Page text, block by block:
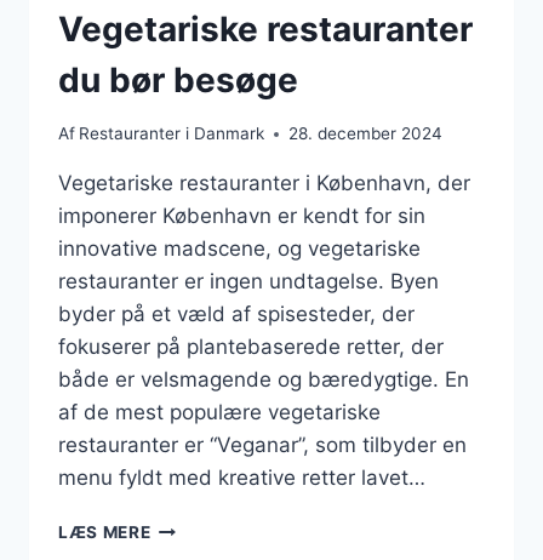
Vegetariske restauranter
du bør besøge
Af Restauranter i Danmark 28. december 2024
Vegetariske restauranter i København, der
imponerer København er kendt for sin
innovative madscene, og vegetariske
restauranter er ingen undtagelse. Byen
byder på et væld af spisesteder, der
fokuserer på plantebaserede retter, der
både er velsmagende og bæredygtige. En
af de mest populære vegetariske
restauranter er “Veganar”, som tilbyder en
menu fyldt med kreative retter lavet…
LÆS MEREVEGETARISKE